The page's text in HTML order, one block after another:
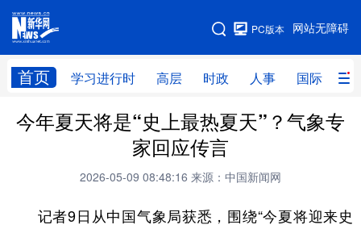
网站无障碍
PC版本
首页 学习进行时 高层 时政 人事 国际 财
网站地图
学习进行时 高层 时政 人事
财经 网评
科技 科创 量子 体育
今年夏天将是“史上最热夏天”？气象专
家回应传言
2026-05-09 08:48:16 来源：中国新闻网
记者9日从中国气象局获悉，围绕“今夏将迎来史